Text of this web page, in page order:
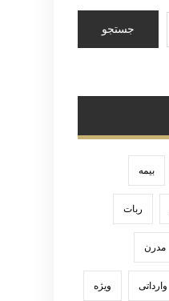
بیمه
ربات
مدرن
وارداتی ویژه